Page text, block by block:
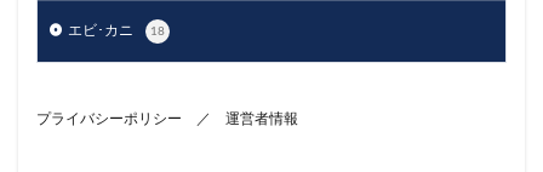
エビ･カニ 18
プライバシーポリシー ／ 運営者情報